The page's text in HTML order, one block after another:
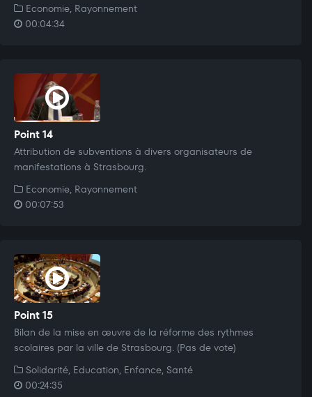
Economie, Rayonnement
00:04:34
Point 14
Attribution de subventions à divers organisateurs de
manifestations à Strasbourg.
Economie, Rayonnement
00:07:53
Point 15
Bilan de la mise en œuvre de la réforme des rythmes
scolaires par la ville de Strasbourg. (Pas de vote)
Solidarité, Education, Enfance, Santé
00:24:35